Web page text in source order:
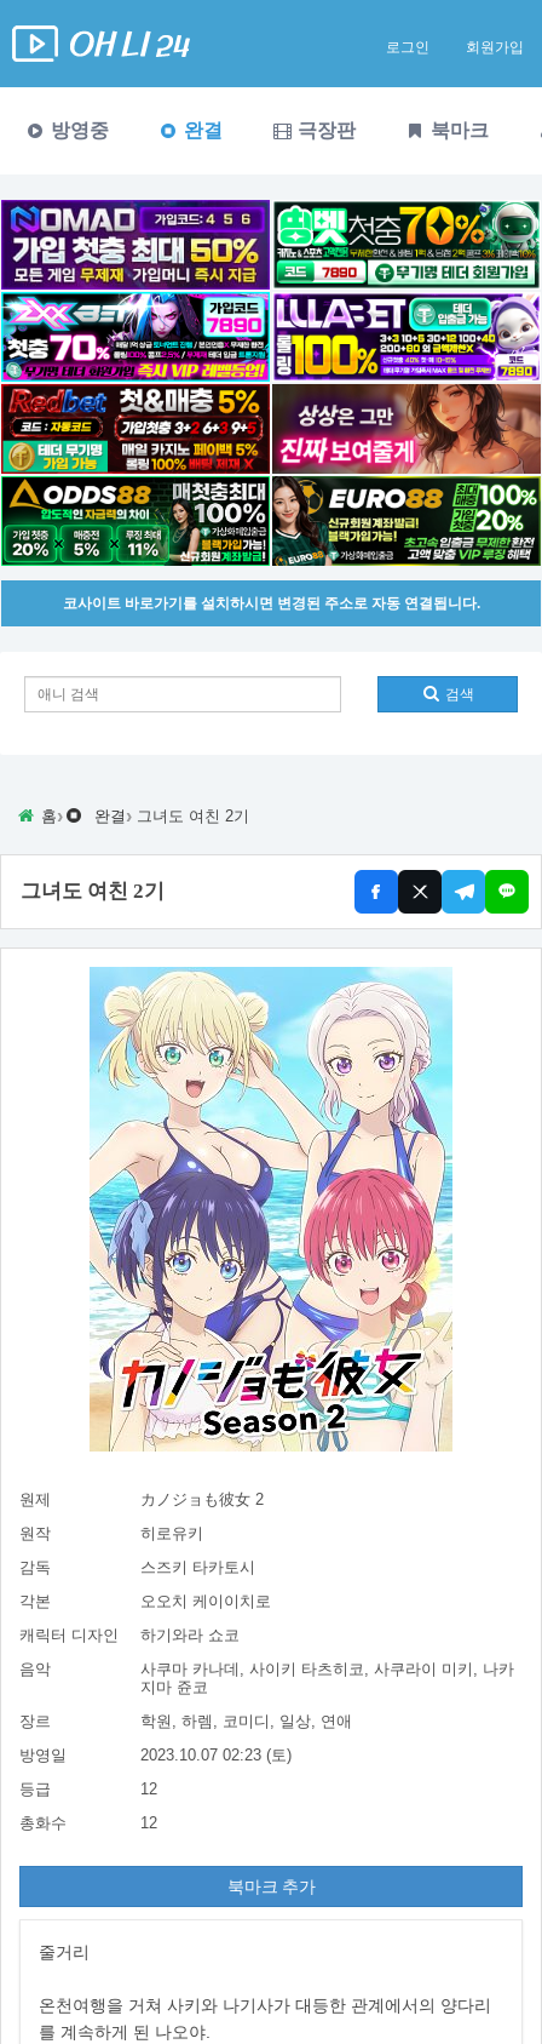
로그인 회원가입
방영중 완결 극장판 북마크
코사이트 바로가기를 설치하시면 변경된 주소로 자동 연결됩니다.
검색
홈› 완결 › 그녀도 여친 2기
그녀도 여친 2기
원제
カノジョも彼女 2
원작
히로유키
감독
스즈키 타카토시
각본
오오치 케이이치로
캐릭터 디자인
하기와라 쇼코
음악
사쿠마 카나데, 사이키 타츠히코, 사쿠라이 미키, 나카
지마 쥰코
장르
학원, 하렘, 코미디, 일상, 연애
방영일
2023.10.07 02:23 (토)
등급
12
총화수
12
북마크 추가
줄거리
온천여행을 거쳐 사키와 나기사가 대등한 관계에서의 양다리
를 계속하게 된 나오야.